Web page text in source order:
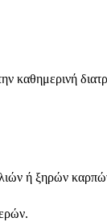
ή ξηρών